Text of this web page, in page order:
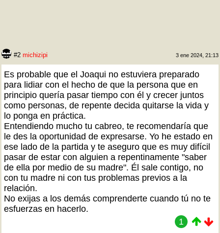
#2 michizipi 3 ene 2024, 21:13
Es probable que el Joaqui no estuviera preparado
para lidiar con el hecho de que la persona que en
principio quería pasar tiempo con él y crecer juntos
como personas, de repente decida quitarse la vida y
lo ponga en práctica.
Entendiendo mucho tu cabreo, te recomendaría que
le des la oportunidad de expresarse. Yo he estado en
ese lado de la partida y te aseguro que es muy difícil
pasar de estar con alguien a repentinamente "saber
de ella por medio de su madre". Él sale contigo, no
con tu madre ni con tus problemas previos a la
relación.
No exijas a los demás comprenderte cuando tú no te
esfuerzas en hacerlo.
1